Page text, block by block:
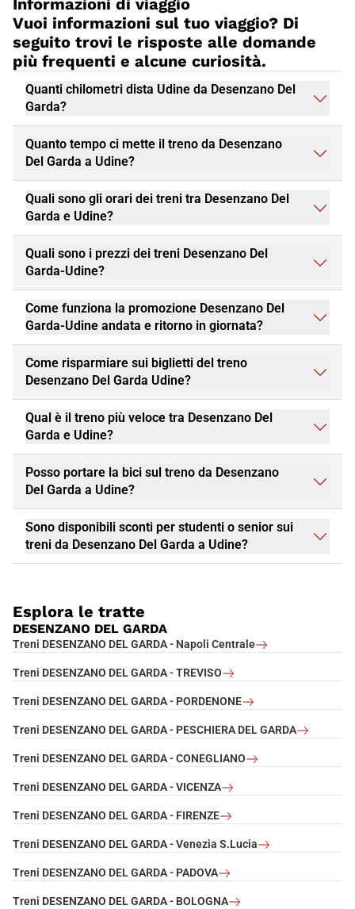
Informazioni di viaggio
Vuoi informazioni sul tuo viaggio? Di
seguito trovi le risposte alle domande
più frequenti e alcune curiosità.
Quanti chilometri dista Udine da Desenzano Del
Garda?
Quanto tempo ci mette il treno da Desenzano
Del Garda a Udine?
Quali sono gli orari dei treni tra Desenzano Del
Garda e Udine?
Quali sono i prezzi dei treni Desenzano Del
Garda-Udine?
Come funziona la promozione Desenzano Del
Garda-Udine andata e ritorno in giornata?
Come risparmiare sui biglietti del treno
Desenzano Del Garda Udine?
Qual è il treno più veloce tra Desenzano Del
Garda e Udine?
Posso portare la bici sul treno da Desenzano
Del Garda a Udine?
Sono disponibili sconti per studenti o senior sui
treni da Desenzano Del Garda a Udine?
Esplora le tratte
DESENZANO DEL GARDA
Treni DESENZANO DEL GARDA - Napoli Centrale
Treni DESENZANO DEL GARDA - TREVISO
Treni DESENZANO DEL GARDA - PORDENONE
Treni DESENZANO DEL GARDA - PESCHIERA DEL GARDA
Treni DESENZANO DEL GARDA - CONEGLIANO
Treni DESENZANO DEL GARDA - VICENZA
Treni DESENZANO DEL GARDA - FIRENZE
Treni DESENZANO DEL GARDA - Venezia S.Lucia
Treni DESENZANO DEL GARDA - PADOVA
Treni DESENZANO DEL GARDA - BOLOGNA